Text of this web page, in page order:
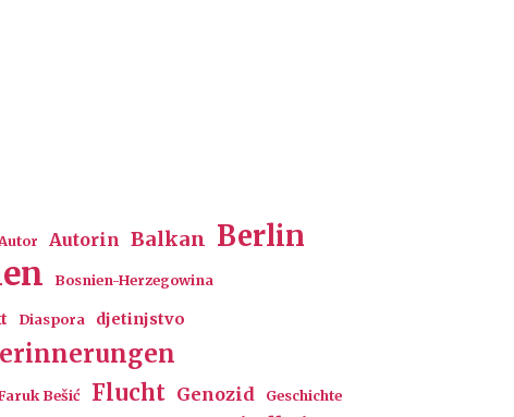
Autorin Balkan Berlin
Bosnien-Herzegowina
Diaspora djetinjstvo
erinnerungen
Bešić Flucht Genozid
Geschichte